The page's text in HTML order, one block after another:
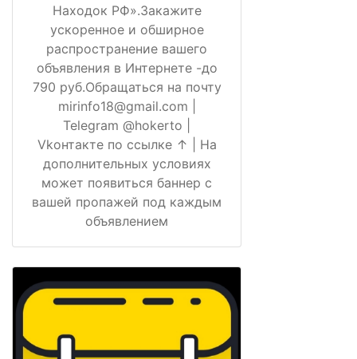
Находок РФ».Закажите
ускоренное и обширное
распространение вашего
объявления в Интернете -до
790 руб.Обращаться на почту
mirinfo18@gmail.com |
Telegram @hokerto |
Vkонтакте по ссылке ↑ | На
дополнительных условиях
может появиться баннер с
вашей пропажей под каждым
объявлением